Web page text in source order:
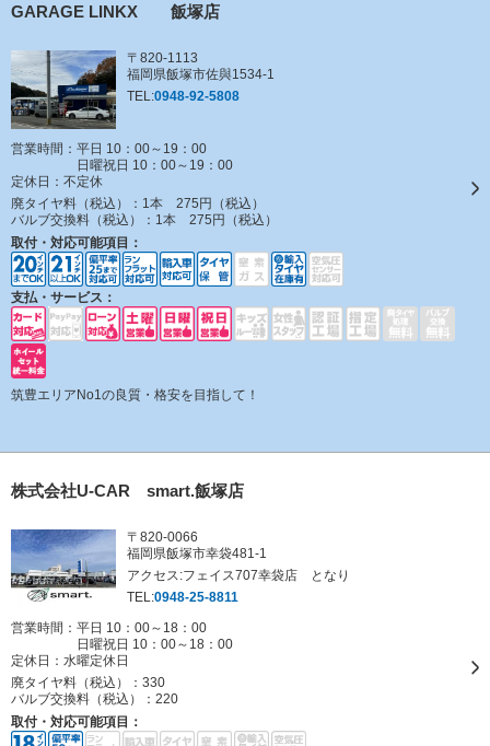
GARAGE LINKX 飯塚店
〒820-1113
福岡県飯塚市佐與1534-1
TEL:0948-92-5808
営業時間：平日 10：00～19：00
日曜祝日 10：00～19：00
定休日： 不定休
廃タイヤ料（税込）： 1本 275円（税込）
バルブ交換料（税込）： 1本 275円（税込）
取付・対応可能項目：
支払・サービス：
筑豊エリアNo1の良質・格安を目指して！
株式会社U-CAR smart.飯塚店
〒820-0066
福岡県飯塚市幸袋481-1
アクセス:フェイス707幸袋店 となり
TEL:0948-25-8811
営業時間：平日 10：00～18：00
日曜祝日 10：00～18：00
定休日： 水曜定休日
廃タイヤ料（税込）： 330
バルブ交換料（税込）： 220
取付・対応可能項目：